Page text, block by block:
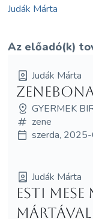
Judák Márta
Az előadó(k)
Judák Márta
GYERMEK
zene
szerda,
Judák Márta
Esti mese
Mártával